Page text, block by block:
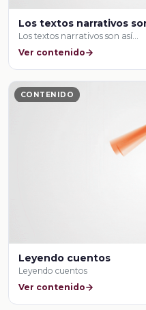
Los textos narrativos
Los textos narrativos son así…
Ver contenido
CONTENIDO
Leyendo cuentos
Leyendo cuentos
Ver contenido